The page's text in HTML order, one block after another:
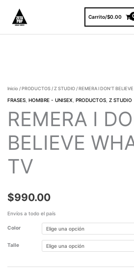
contenido
Carrito/$0.00
Inicio / PRODUCTOS/Z STUDIO/ REMERA I DON’T
FRASES ,HOMBRE - UNISEX ,PRODUCTOS ,Z STUDIO
REMERA I
BELIEVE
TV
$990.00
Envíos a todo el país
Color
Talle
BELIEVE
TV
cantidad